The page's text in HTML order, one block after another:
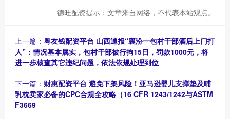
德旺配资提示：文章来自网络，不代表本站观点。
上一篇： 粤友钱配资平台 山西通报“襄汾一包村干部酒后上门打
人”：情况基本属实，包村干部被行拘15日，罚款1000元，将
进一步核查其它违纪问题，依法依规处理到位
下一篇： 财惠配资平台 避免下架风险！亚马逊婴儿支撑垫及哺
乳枕卖家必备的CPC合规全攻略（16 CFR 1243/1242与ASTM
F3669